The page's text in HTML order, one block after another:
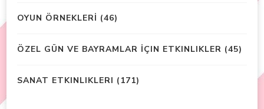
OYUN ÖRNEKLERİ (46)
ÖZEL GÜN VE BAYRAMLAR İÇIN ETKINLIKLER (45)
SANAT ETKINLIKLERI (171)